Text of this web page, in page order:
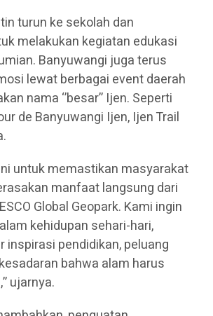
turun ke sekolah dan
melakukan kegiatan edukasi
Banyuwangi juga terus
lewat berbagai event daerah
nama ‘’besar’’ Ijen. Seperti
de Banyuwangi Ijen, Ijen Trail
untuk memastikan masyarakat
manfaat langsung dari
Global Geopark. Kami ingin
kehidupan sehari-hari,
inspirasi pendidikan, peluang
bahwa alam harus
ujarnya.